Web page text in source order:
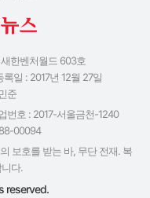
한벤처월드 603호
록일 : 2017년 12월 27일
준
번호 : 2017-서울금천-1240
00094
보호를 받는 바, 무단 전재. 복
다.
reserved.